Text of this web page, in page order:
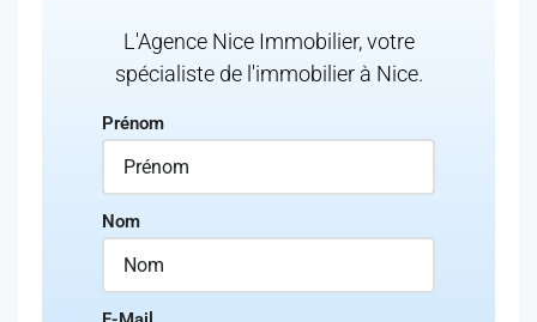
L'Agence Nice Immobilier, votre
spécialiste de l'immobilier à Nice.
Prénom
Nom